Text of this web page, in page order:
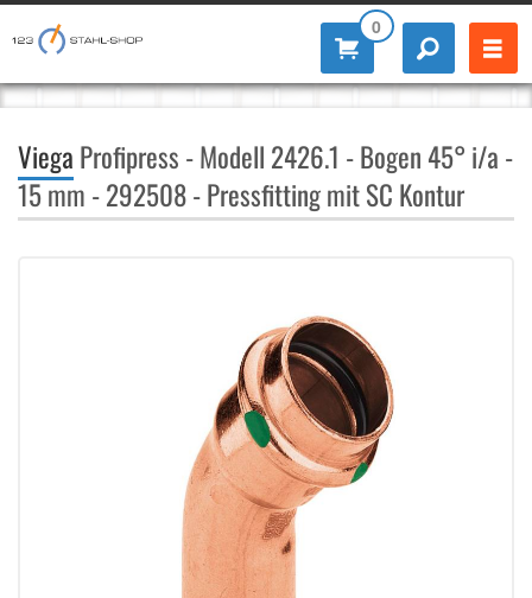
0
Viega Profipress - Modell 2426.1 - Bogen 45° i/a -
15 mm - 292508 - Pressfitting mit SC Kontur